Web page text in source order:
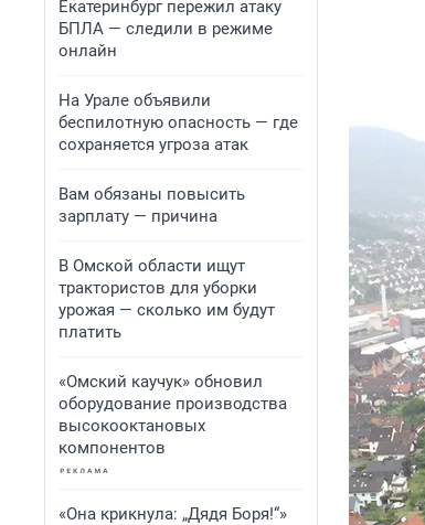
Екатеринбург пережил атаку
БПЛА — следили в режиме
онлайн
На Урале объявили
беспилотную опасность — где
сохраняется угроза атак
Вам обязаны повысить
зарплату — причина
В Омской области ищут
трактористов для уборки
урожая — сколько им будут
платить
«Омский каучук» обновил
оборудование производства
высокооктановых
компонентов
«Она крикнула: „Дядя Боря!“»